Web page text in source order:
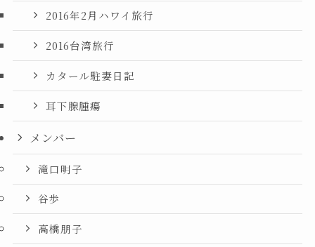
2016年2月ハワイ旅行
2016台湾旅行
カタール駐妻日記
耳下腺腫瘍
メンバー
滝口明子
谷歩
高橋朋子